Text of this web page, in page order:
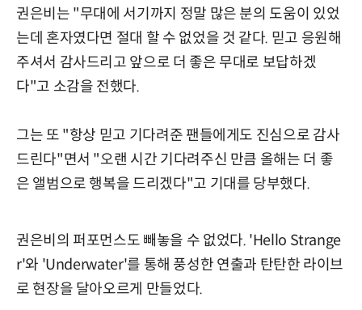
권은비는 "무대에 서기까지 정말 많은 분의 도움이 있었
는데 혼자였다면 절대 할 수 없었을 것 같다. 믿고 응원해
주셔서 감사드리고 앞으로 더 좋은 무대로 보답하겠
다"고 소감을 전했다.
그는 또 "항상 믿고 기다려준 팬들에게도 진심으로 감사
드린다"면서 "오랜 시간 기다려주신 만큼 올해는 더 좋
은 앨범으로 행복을 드리겠다"고 기대를 당부했다.
권은비의 퍼포먼스도 빼놓을 수 없었다. 'Hello Strange
r'와 'Underwater'를 통해 풍성한 연출과 탄탄한 라이브
로 현장을 달아오르게 만들었다.